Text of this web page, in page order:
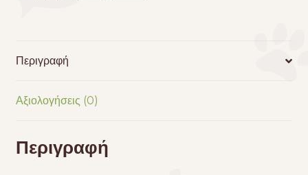
Περιγραφή
Αξιολογήσεις (0)
Περιγραφή